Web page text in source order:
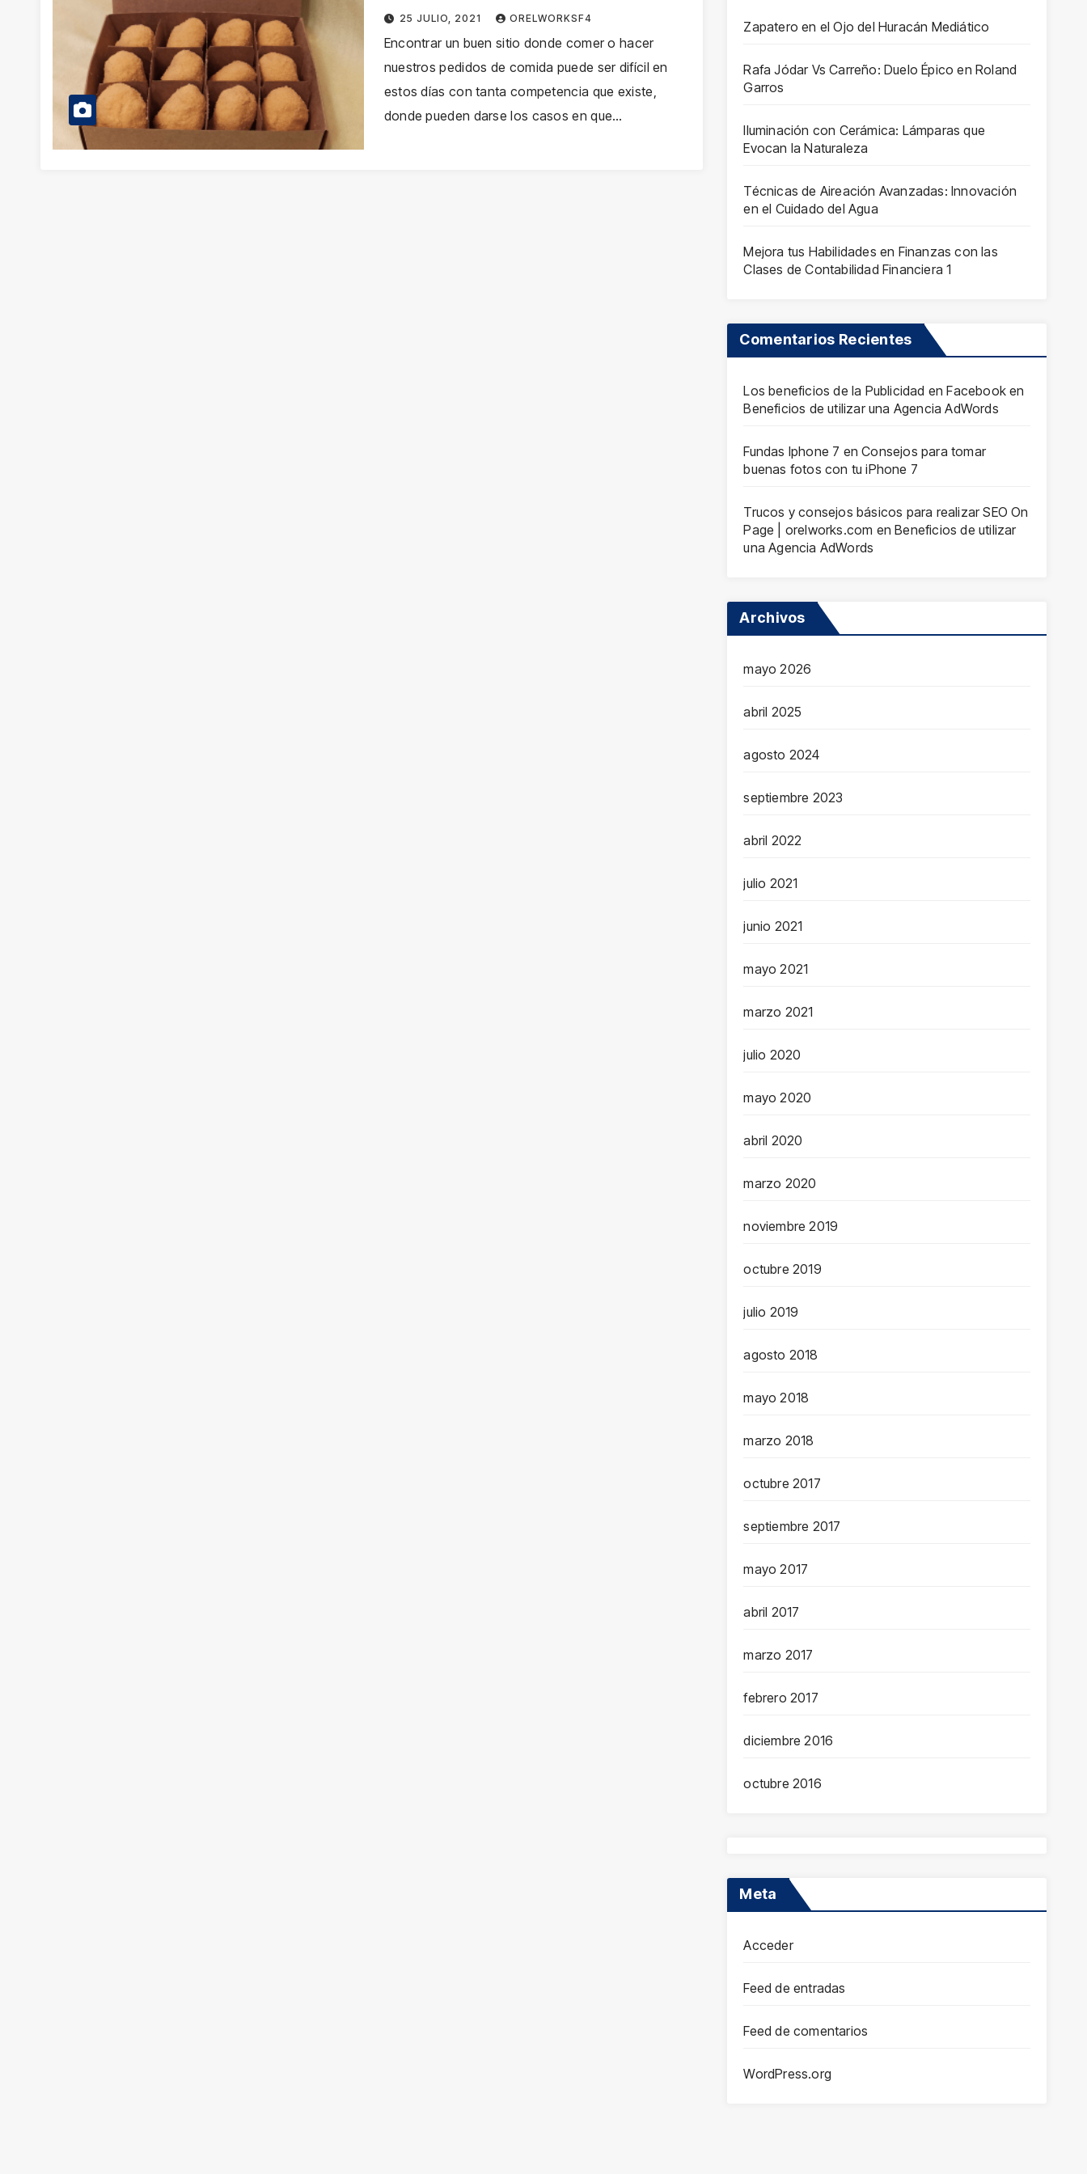
25 JULIO, 2021 ORELWORKSF4
Encontrar un buen sitio donde comer o hacer
nuestros pedidos de comida puede ser difícil en
estos días con tanta competencia que existe,
donde pueden darse los casos en que…
Zapatero en el Ojo del Huracán Mediático
Rafa Jódar Vs Carreño: Duelo Épico en Roland
Garros
Iluminación con Cerámica: Lámparas que
Evocan la Naturaleza
Técnicas de Aireación Avanzadas: Innovación
en el Cuidado del Agua
Mejora tus Habilidades en Finanzas con las
Clases de Contabilidad Financiera 1
Comentarios Recientes
Los beneficios de la Publicidad en Facebooken
Beneficios de utilizar una Agencia AdWords
Fundas Iphone 7 enConsejos para tomar
buenas fotos con tu iPhone 7
Trucos y consejos básicos para realizar SEO On
Page | orelworks.com enBeneficios de utilizar
una Agencia AdWords
Archivos
mayo 2026
abril 2025
agosto 2024
septiembre 2023
abril 2022
julio 2021
junio 2021
mayo 2021
marzo 2021
julio 2020
mayo 2020
abril 2020
marzo 2020
noviembre 2019
octubre 2019
julio 2019
agosto 2018
mayo 2018
marzo 2018
octubre 2017
septiembre 2017
mayo 2017
abril 2017
marzo 2017
febrero 2017
diciembre 2016
octubre 2016
Meta
Acceder
Feed de entradas
Feed de comentarios
WordPress.org